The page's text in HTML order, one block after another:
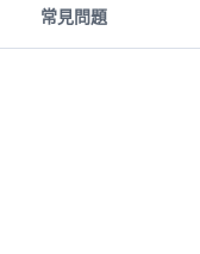
常見問題